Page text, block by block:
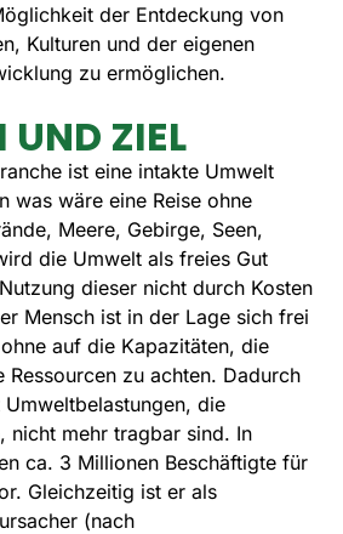
der Entdeckung von
Kulturen und der eigenen
zu ermöglichen.
UND ZIEL
ist eine intakte Umwelt
was wäre eine Reise ohne
Meere, Gebirge, Seen,
die Umwelt als freies Gut
dieser nicht durch Kosten
Mensch ist in der Lage sich frei
auf die Kapazitäten, die
Ressourcen zu achten. Dadurch
die
nicht mehr tragbar sind. In
ca. 3 Millionen Beschäftigte für
Gleichzeitig ist er als
(nach